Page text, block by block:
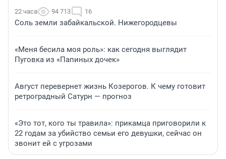
22 часа 94 713 16
Соль земли забайкальской. Нижегородцевы
«Меня бесила моя роль»: как сегодня выглядит
Пуговка из «Папиных дочек»
Август перевернет жизнь Козерогов. К чему готовит
ретроградный Сатурн — прогноз
«Это тот, кого ты травила»: прикамца приговорили к
22 годам за убийство семьи его девушки, сейчас он
звонит ей с угрозами